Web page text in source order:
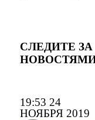
19:53 24
НОЯБРЯ 2019
СЛЕДИТЕ ЗА